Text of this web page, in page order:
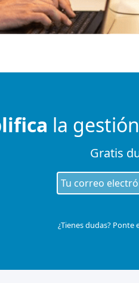
la
Gratis
¿Tienes dudas?